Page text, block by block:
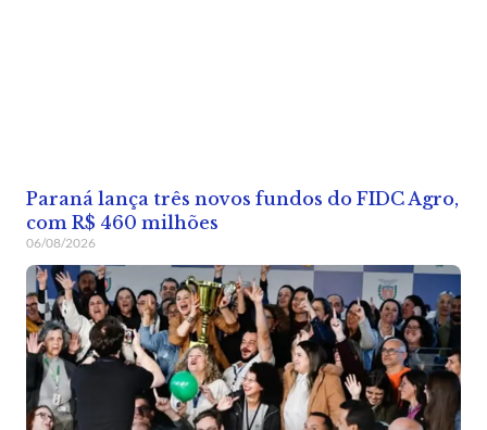
Paraná lança três novos fundos do FIDC Agro,
com R$ 460 milhões
06/08/2026